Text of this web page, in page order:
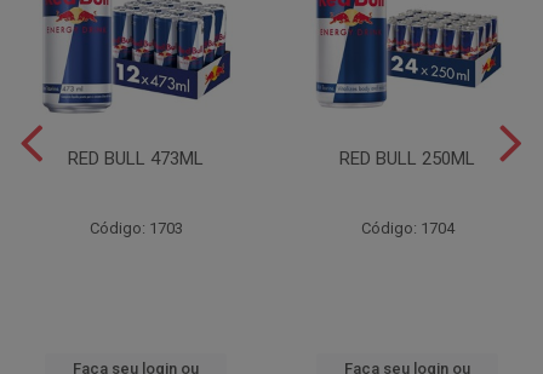
RED BULL 473ML
Código: 1703
Faça seu login ou
RED BULL 250ML
Código: 1704
Faça seu login ou